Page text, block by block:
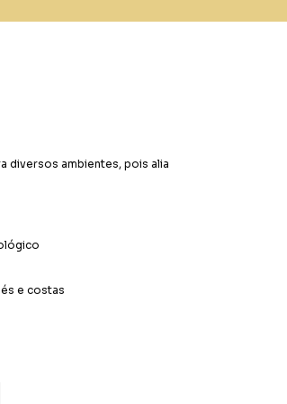
diversos ambientes, pois alia
e costas